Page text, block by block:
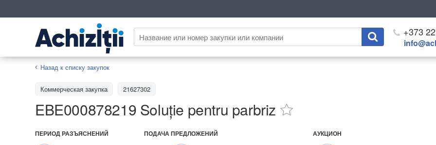
+373
Назад к списку закупок
Коммерческая закупка 21627302
EBE000878219 Soluție pentru parbriz
ПЕРИОД РАЗЪЯСНЕНИЙ ПОДАЧА ПРЕДЛОЖЕНИЙ АУКЦИОН